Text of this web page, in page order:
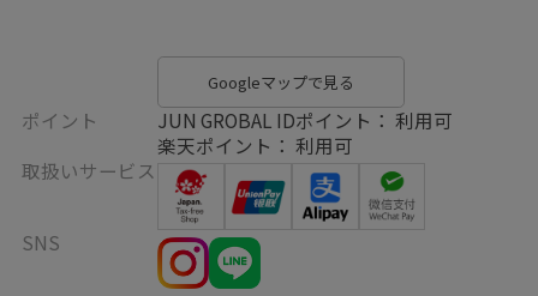
Googleマップで見る
ポイント
JUN GROBAL IDポイント： 利用可
楽天ポイント： 利用可
取扱いサービス
SNS